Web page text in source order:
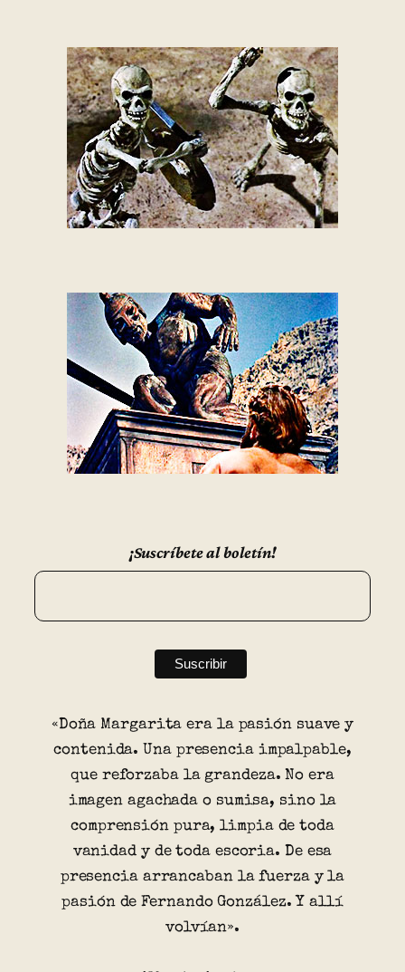
¡Suscríbete al boletín!
«Doña Margarita era la pasión suave y
contenida. Una presencia impalpable,
que reforzaba la grandeza. No era
imagen agachada o sumisa, sino la
comprensión pura, limpia de toda
vanidad y de toda escoria. De esa
presencia arrancaban la fuerza y la
pasión de Fernando González. Y allí
volvían».